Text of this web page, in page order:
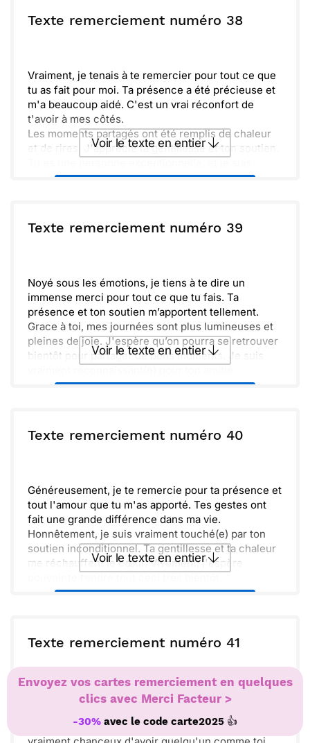
d'aventures à vivre. Encore merci pour tout, ta
présence est précieuse.
ou : Copier Recevoir par mail
Texte remerciement numéro 38
Vraiment, je tenais à te remercier pour tout ce que
tu as fait pour moi. Ta présence a été précieuse et
m'a beaucoup aidé. C'est un vrai réconfort de
t'avoir à mes côtés.
Les moments partagés ont été remplis de chaleur
et de rires. J'apprécie ta gentillesse et ton soutien.
chanceux.se de t'avoir dans ma vie.
à très vite.
Voir le texte en entier
ou : Copier Recevoir par mail
Texte remerciement numéro 39
Noyé sous les émotions, je tiens à te dire un
immense merci pour tout ce que tu fais. Ta
présence et ton soutien m’apportent tellement.
Grace à toi, mes journées sont plus lumineuses et
pleines de joie. J'espère qu’on pourra se retrouver
bientôt pour partager de bons moments. Je suis
inestimable.
Voir le texte en entier
ou : Copier Recevoir par mail
Texte remerciement numéro 40
Généreusement, je te remercie pour ta présence et
tout l'amour que tu m'as apporté. Tes gestes ont
fait une grande différence dans ma vie.
Honnêtement, je suis vraiment touché(e) par ton
soutien inconditionnel. Ta gentillesse et ta chaleur
me réchauffent le cœur. Vivement, j'espère
Voir le texte en entier
ou : Copier Recevoir par mail
Envoyer Envoyer via Whatsapp
Texte remerciement numéro 41
Bénévolement, je tiens à te remercier pour ta
générosité et tout ce que tu as fait. Ton soutien a
été précieux et a réchauffé mon cœur. Je suis
Envoyez vos cartes remerciement en quelques
clics avec Merci Facteur >
-30% avec le code carte2025 👍